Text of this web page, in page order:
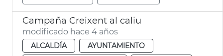
Campaña Creixent al caliu
modificado hace 4 años
ALCALDÍA
AYUNTAMIENTO